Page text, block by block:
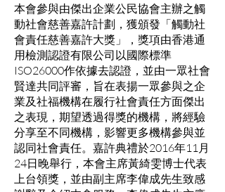
本會參與由傑出企業公民協會主辦之觸
動社會慈善嘉許計劃，獲頒發「觸動社
會責任慈善嘉許大獎」，獎項由香港通
用檢測認證有限公司以國際標準
ISO26000作依據去認證，並由一眾社會
賢達共同評審，旨在表揚一眾參與之企
業及社福機構在履行社會責任方面傑出
之表現，期望透過得獎的機構，將經驗
分享至不同機構，影響更多機構參與並
認同社會責任。嘉許典禮於2016年11月
24日晚舉行，本會主席黃綺雯博士代表
上台領獎，並由副主席李偉成先生致感